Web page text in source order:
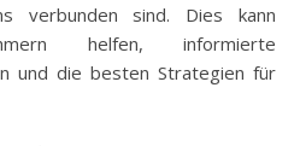
verbunden sind. Dies kann
helfen, informierte
und die besten Strategien für